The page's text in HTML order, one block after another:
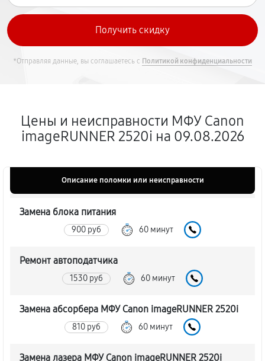
*Отправляя данные, вы соглашаетесь с Политикой конфиденциальности
Цены и неисправности МФУ Canon
imageRUNNER 2520i на 09.08.2026
Описание поломки или неисправности
Замена блока питания
900 руб 60 минут
Ремонт автоподатчика
1530 руб 60 минут
Замена абсорбера МФУ Canon imageRUNNER 2520i
810 руб 60 минут
Замена лазера МФУ Canon imageRUNNER 2520i